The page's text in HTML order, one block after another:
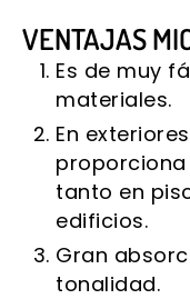
VENTAJAS
Es de muy
materiales.
En
tanto en
edificios.
Gran
tonalidad.